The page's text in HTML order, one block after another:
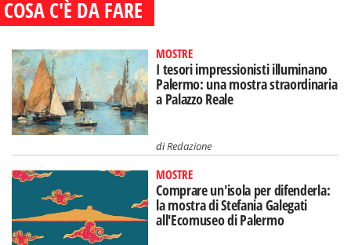
COSA C'È DA FARE
MOSTRE
I tesori impressionisti illuminano
Palermo: una mostra straordinaria
a Palazzo Reale
diRedazione
MOSTRE
Comprare un'isola per difenderla:
la mostra di Stefania Galegati
all'Ecomuseo di Palermo